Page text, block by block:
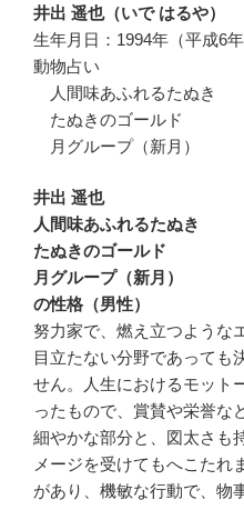
井出 遥也（いで はるや）
生年月日：1994年（平成6
動物占い
人間味あふれるたぬき
たぬきのゴールド
月グループ（新月）
井出 遥也
人間味あふれるたぬき
たぬきのゴールド
月グループ（新月）
の性格（男性）
努力家で、燃え立つような
目立たない分野であっても
せん。人生におけるモット
ったもので、賞賛や栄誉な
細やかな部分と、図太さも
メージを受けてもへこたれ
があり、機敏な行動で、物